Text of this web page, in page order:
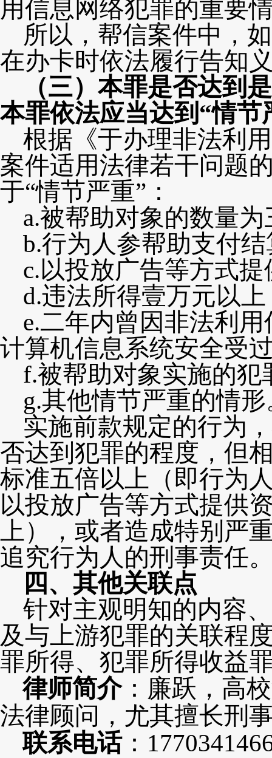
用信息网络犯罪的重要
所以，帮信案件中，
在办卡时依法履行告知
（三）本罪是否达到
本罪依法应当达到“情节
根据《于办理非法利
案件适用法律若干问题
于“情节严重”：
a.被帮助对象的数量
b.行为人参帮助支付
c.以投放广告等方式
d.违法所得壹万元以上
e.二年内曾因非法利
计算机信息系统安全受
f.被帮助对象实施的
g.其他情节严重的情形
实施前款规定的行为
否达到犯罪的程度，但
标准五倍以上（即行为
以投放广告等方式提供
上），或者造成特别严
追究行为人的刑事责任
四、其他关联点
针对主观明知的内容
及与上游犯罪的关联程
罪所得、犯罪所得收益
律师简介：廉跃，高
法律顾问，尤其擅长刑
联系电话：